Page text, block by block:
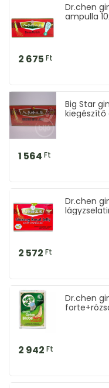
Dr.chen
ampulla
2 675 Ft
Big Star
kiegészítő
1 564 Ft
Dr.chen
2 572 Ft
Dr.chen
2 942 Ft